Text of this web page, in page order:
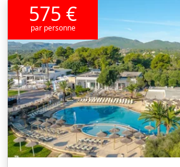
575 €
par personne